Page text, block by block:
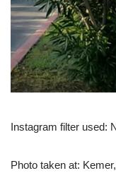
Instagram filter used:
Photo taken at: